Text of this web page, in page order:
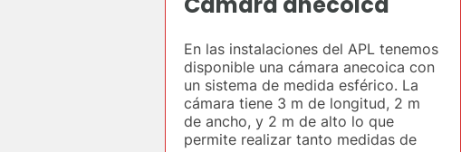
En las instalaciones del APL tenemos
disponible una cámara anecoica con
un sistema de medida esférico. La
cámara tiene 3 m de longitud, 2 m
de ancho, y 2 m de alto lo que
permite realizar tanto medidas de